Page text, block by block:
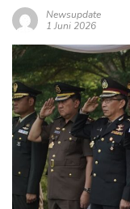
Newsupdate
1 Juni 2026